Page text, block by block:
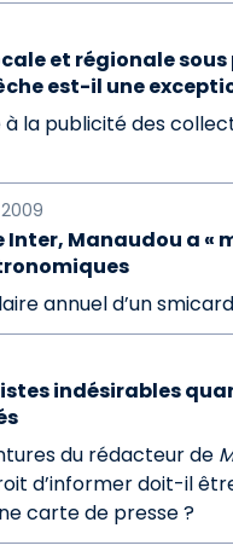
et régionale sous
est-il une
à la publicité des
Inter, Manaudou a «
annuel d’un
indésirables
du rédacteur de
d’informer doit-il
carte de presse ?